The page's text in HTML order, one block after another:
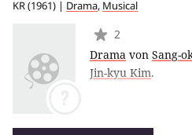
KR(1961) | Drama, Musical
2
Drama von Sang-
Jin-kyu Kim.